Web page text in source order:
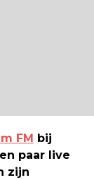
FM
bij
paar live
zijn